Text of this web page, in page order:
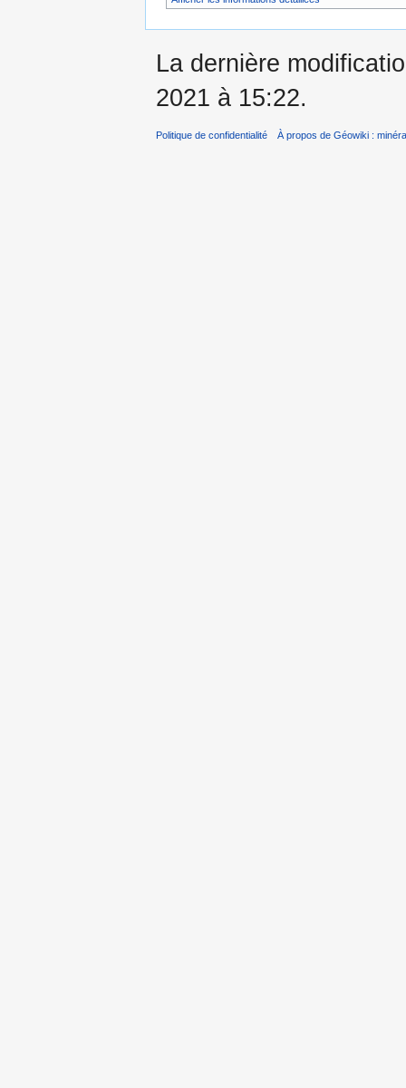
La dernière
2021 à 15:22.
Politique de confidentialité À propos de Géowiki :